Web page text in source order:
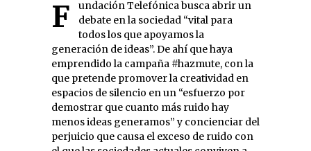
Fundación Telefónica busca abrir un
debate en la sociedad “vital para
todos los que apoyamos la
generación de ideas”. De ahí que haya
emprendido la campaña #hazmute, con la
que pretende promover la creatividad en
espacios de silencio en un “esfuerzo por
demostrar que cuanto más ruido hay
menos ideas generamos” y concienciar del
perjuicio que causa el exceso de ruido con